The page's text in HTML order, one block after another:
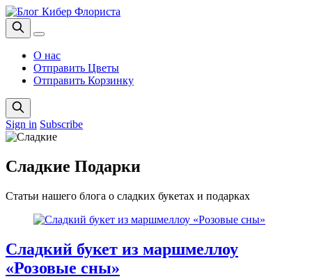
О нас
Отправить Цветы
Отправить Корзинку
Sign in Subscribe
Сладкие Подарки
Статьи нашего блога о сладких букетах и подарках
Сладкий букет из маршмеллоу
«Розовые сны»